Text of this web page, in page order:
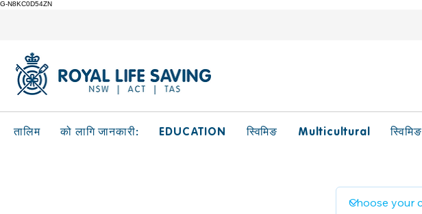
G-N8KC0D54ZN
तालिम को लागि जानकारी: EDUCATION स्विमिङ Multicultural स्विमिङ